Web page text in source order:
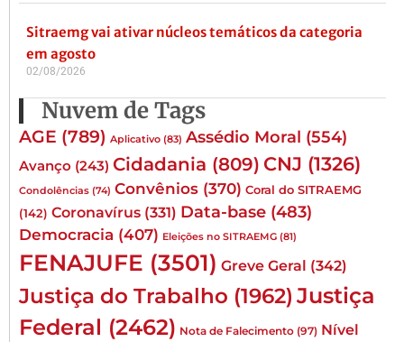
Sitraemg vai ativar núcleos temáticos da categoria
em agosto
02/08/2026
Nuvem de Tags
AGE (789) Aplicativo (83) Assédio Moral (554)
Avanço (243) Cidadania (809) CNJ (1326)
Condolências (74) Convênios (370) Coral do SITRAEMG
(142) Coronavírus (331) Data-base (483)
Democracia (407) Eleições no SITRAEMG (81)
FENAJUFE (3501) Greve Geral (342)
Justiça do Trabalho (1962) Justiça
Federal (2462) Nota de Falecimento (97) Nível